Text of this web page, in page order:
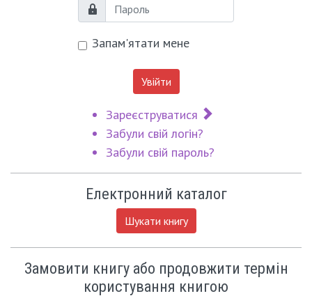
Пароль
Запам'ятати мене
Увійти
Зареєструватися
Забули свій логін?
Забули свій пароль?
Електронний каталог
Шукати книгу
Замовити книгу або продовжити термін
користування книгою